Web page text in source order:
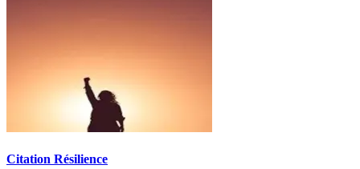
Citation Résilience